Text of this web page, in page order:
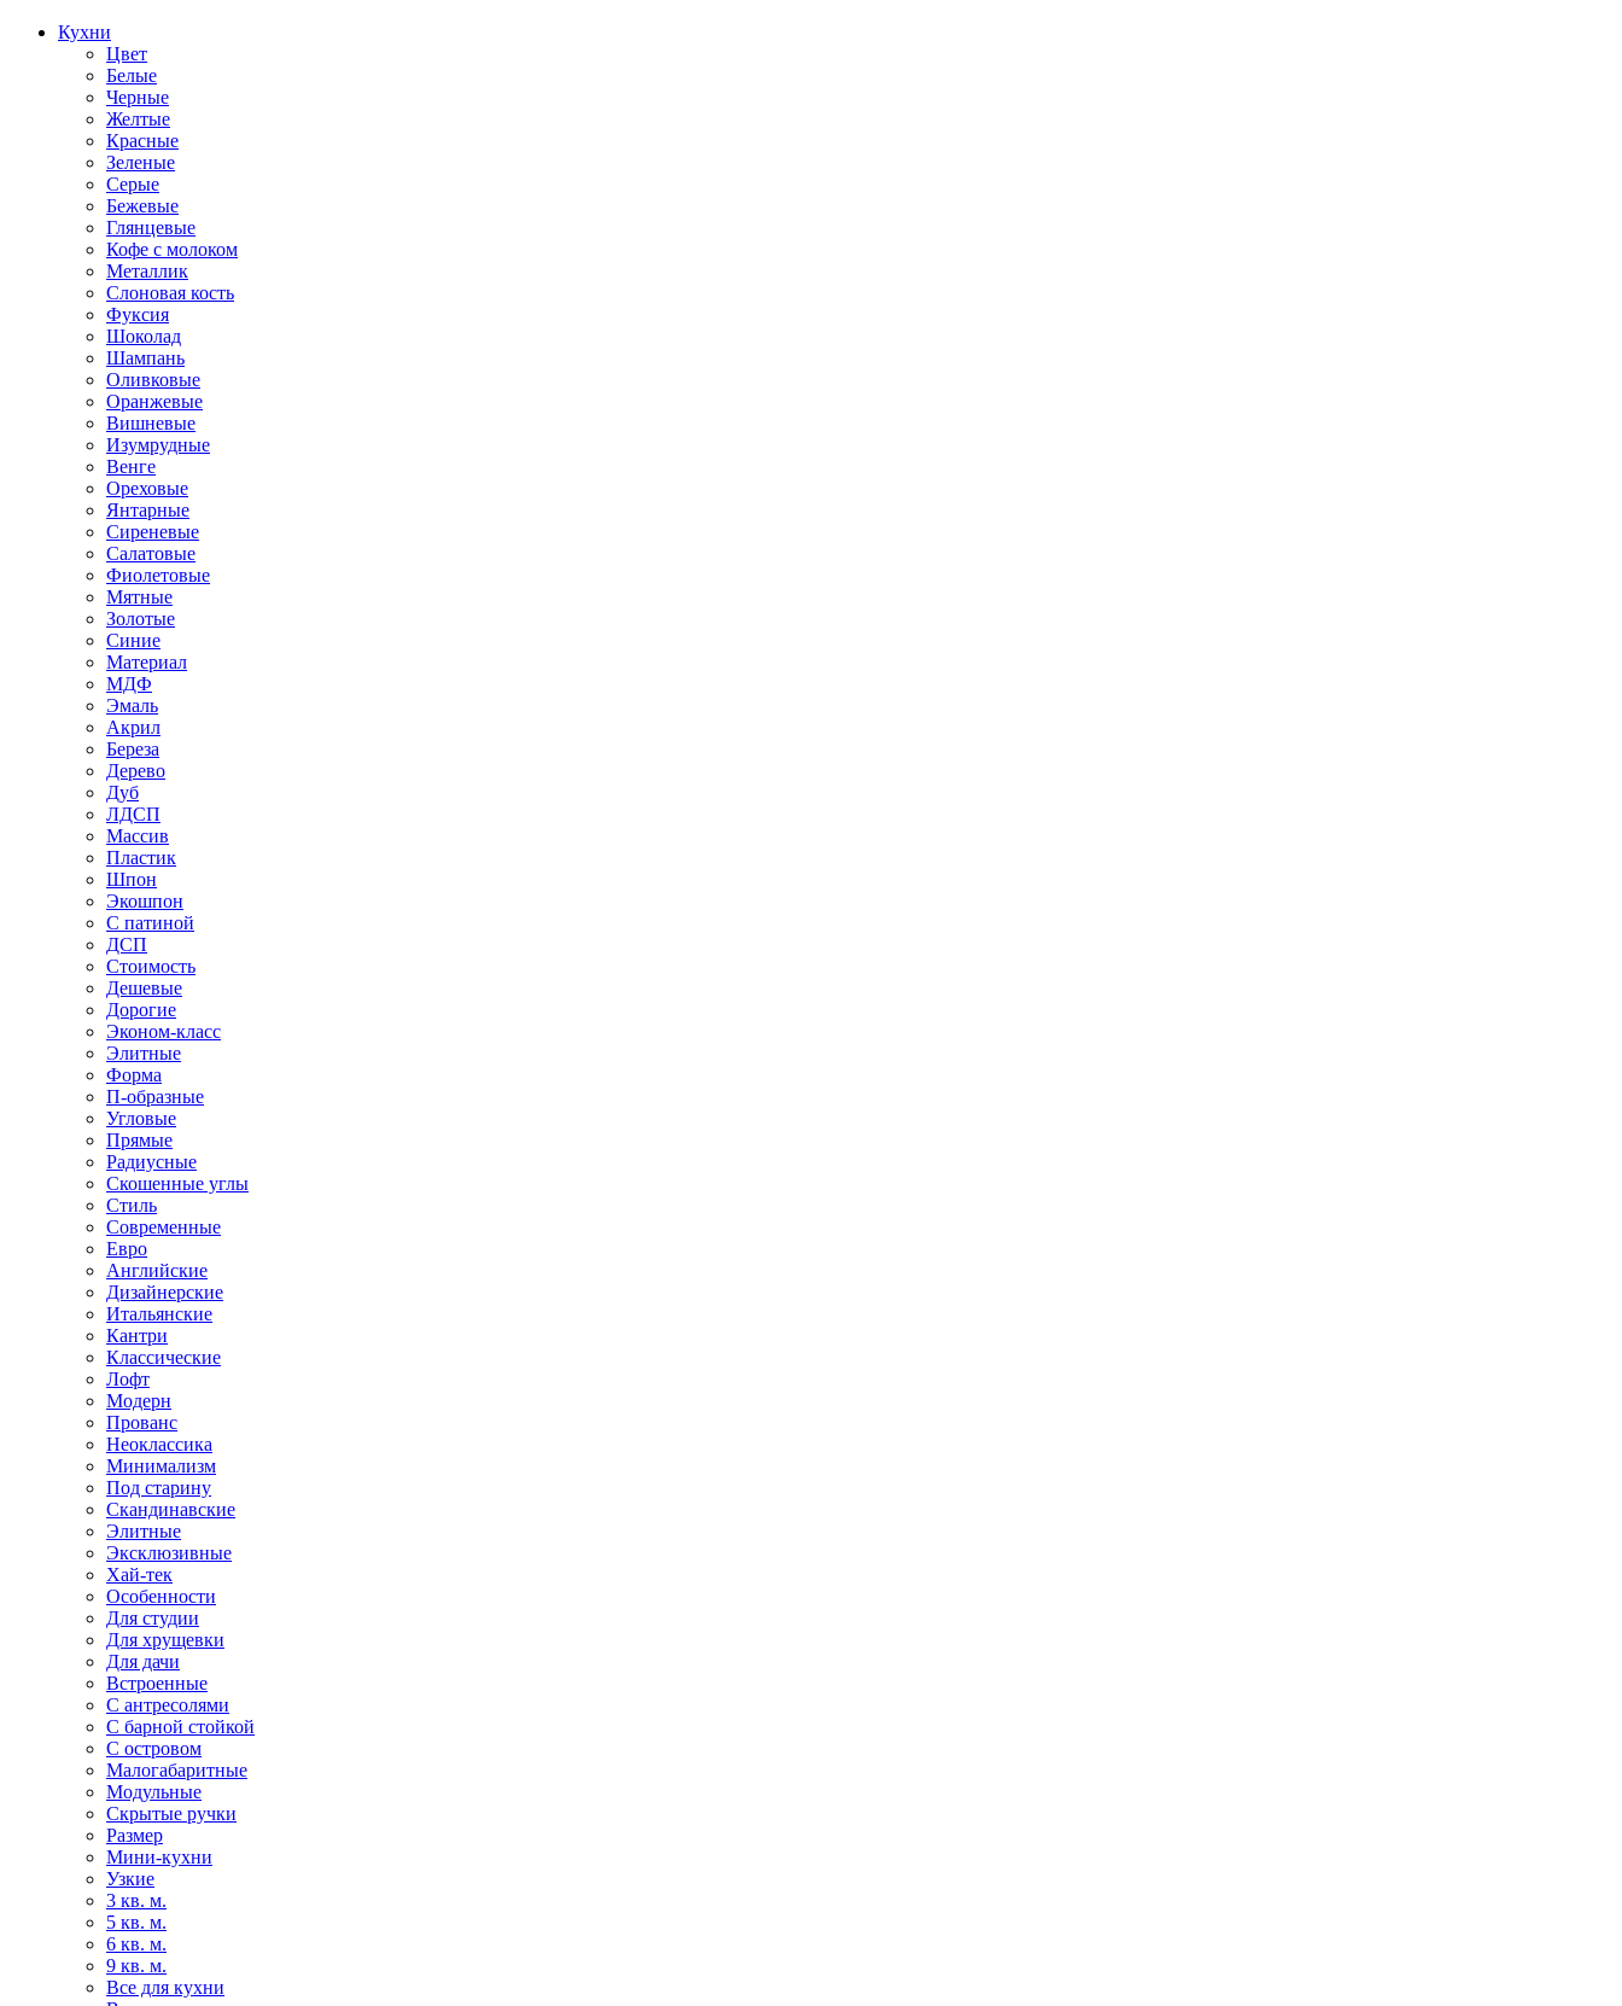
Кухни
Цвет
Белые
Черные
Желтые
Красные
Зеленые
Серые
Бежевые
Глянцевые
Кофе с молоком
Металлик
Слоновая кость
Фуксия
Шоколад
Шампань
Оливковые
Оранжевые
Вишневые
Изумрудные
Венге
Ореховые
Янтарные
Сиреневые
Салатовые
Фиолетовые
Мятные
Золотые
Синие
Материал
МДФ
Эмаль
Акрил
Береза
Дерево
Дуб
ЛДСП
Массив
Пластик
Шпон
Экошпон
С патиной
ДСП
Стоимость
Дешевые
Дорогие
Эконом-класс
Элитные
Форма
П-образные
Угловые
Прямые
Радиусные
Скошенные углы
Стиль
Современные
Евро
Английские
Дизайнерские
Итальянские
Кантри
Классические
Лофт
Модерн
Прованс
Неоклассика
Минимализм
Под старину
Скандинавские
Элитные
Эксклюзивные
Хай-тек
Особенности
Для студии
Для хрущевки
Для дачи
Встроенные
С антресолями
С барной стойкой
С островом
Малогабаритные
Модульные
Скрытые ручки
Размер
Мини-кухни
Узкие
3 кв. м.
5 кв. м.
6 кв. м.
9 кв. м.
Все для кухни